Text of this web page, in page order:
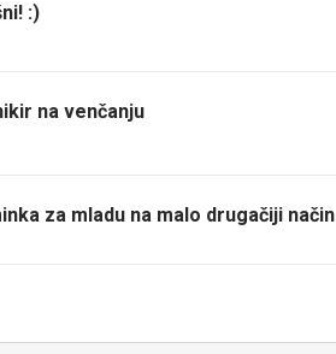
:)
na venčanju
za mladu na malo drugačiji način